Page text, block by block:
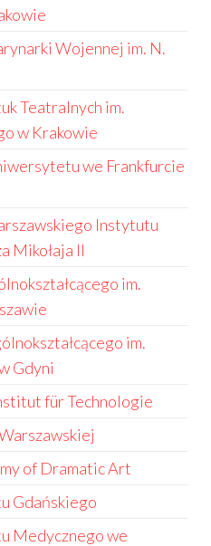
Wojennej im. N.
Teatralnych im.
w Krakowie
we Frankfurcie
Instytutu
Mikołaja II
im.
im.
Gdyni
für Technologie
of Dramatic Art
Gdańskiego
Medycznego we